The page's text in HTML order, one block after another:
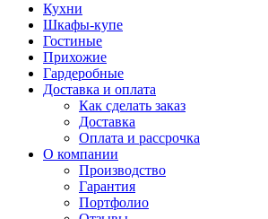
Кухни
Шкафы-купе
Гостиные
Прихожие
Гардеробные
Доставка и оплата
Как сделать заказ
Доставка
Оплата и рассрочка
О компании
Производство
Гарантия
Портфолио